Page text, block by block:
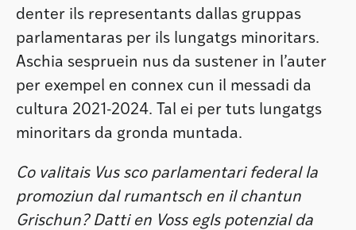
denter ils representants dallas gruppas
parlamentaras per ils lungatgs minoritars.
Aschia sespruein nus da sustener in l’auter
per exempel en connex cun il messadi da
cultura 2021-2024. Tal ei per tuts lungatgs
minoritars da gronda muntada.
Co valitais Vus sco parlamentari federal la
promoziun dal rumantsch en il chantun
Grischun? Datti en Voss egls potenzial da